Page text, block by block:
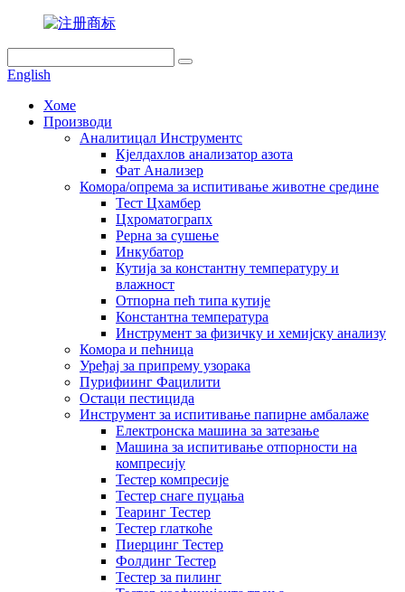
English
Хоме
Производи
Аналитицал Инструментс
Кјелдахлов анализатор азота
Фат Анализер
Комора/опрема за испитивање животне средине
Тест Цхамбер
Цхроматограпх
Рерна за сушење
Инкубатор
Кутија за константну температуру и
влажност
Отпорна пећ типа кутије
Константна температура
Инструмент за физичку и хемијску анализу
Комора и пећница
Уређај за припрему узорака
Пурифиинг Фацилити
Остаци пестицида
Инструмент за испитивање папирне амбалаже
Електронска машина за затезање
Машина за испитивање отпорности на
компресију
Тестер компресије
Тестер снаге пуцања
Теаринг Тестер
Тестер глаткоће
Пиерцинг Тестер
Фолдинг Тестер
Тестер за пилинг